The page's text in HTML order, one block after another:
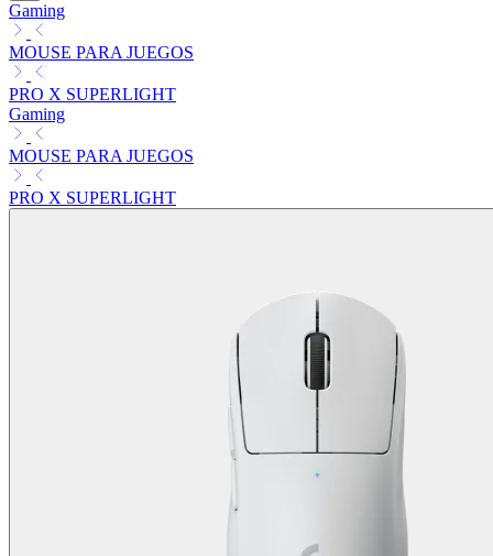
Gaming
MOUSE PARA JUEGOS
PRO X SUPERLIGHT
Gaming
MOUSE PARA JUEGOS
PRO X SUPERLIGHT